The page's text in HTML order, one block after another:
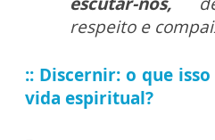
respeito e
:: Discernir: o que
vida espiritual?